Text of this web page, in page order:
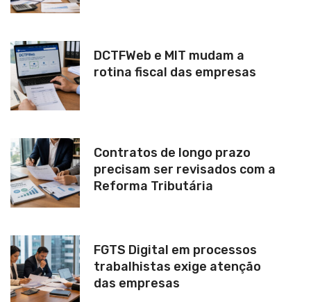
DCTFWeb e MIT mudam a
rotina fiscal das empresas
Contratos de longo prazo
precisam ser revisados com a
Reforma Tributária
FGTS Digital em processos
trabalhistas exige atenção
das empresas